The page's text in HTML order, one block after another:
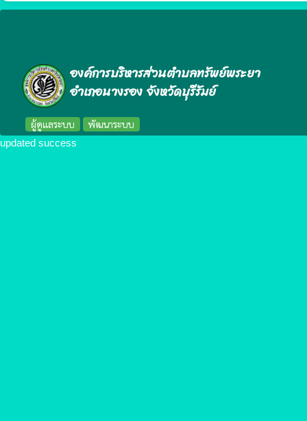
องค์การบริหารส่วนตำบลทรัพย์พระยา
อำเภอนางรอง จังหวัดบุรีรัมย์
ผู้ดูแลระบบ พัฒนาระบบ
updated success